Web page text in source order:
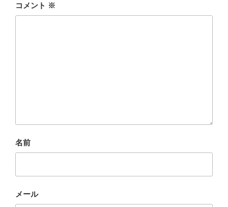
コメント ※
名前
メール